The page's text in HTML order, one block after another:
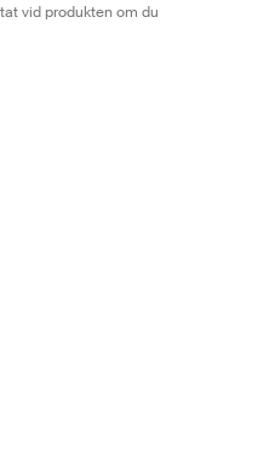
vid produkten om du